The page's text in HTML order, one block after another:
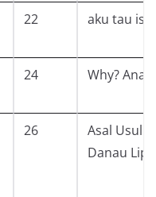
22 aku tau
24 Why?
26
Asal Usul
Danau